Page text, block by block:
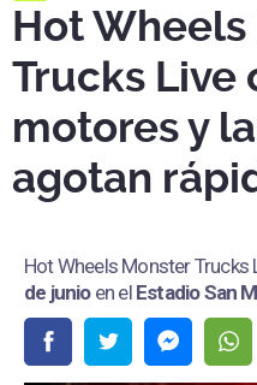
Hot
Trucks Live
motores y
agotan
Hot Wheels Monster Trucks
de junio en elEstadio San